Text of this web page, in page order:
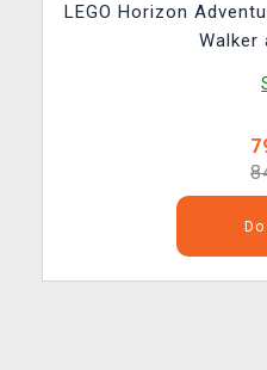
LEGO Horizon
Walker